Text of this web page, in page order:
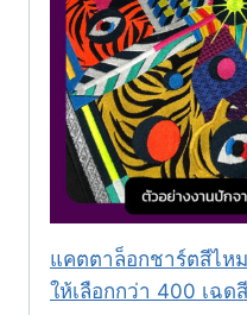
แคตตาล็อกชาร์ตสีไห
ให้เลือกกว่า 400 เฉดสี